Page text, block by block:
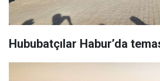
Hububatçılar Habur’da